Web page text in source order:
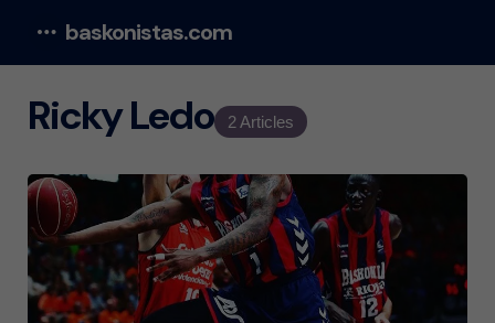
baskonistas.com
2 Articles
Ricky Ledo